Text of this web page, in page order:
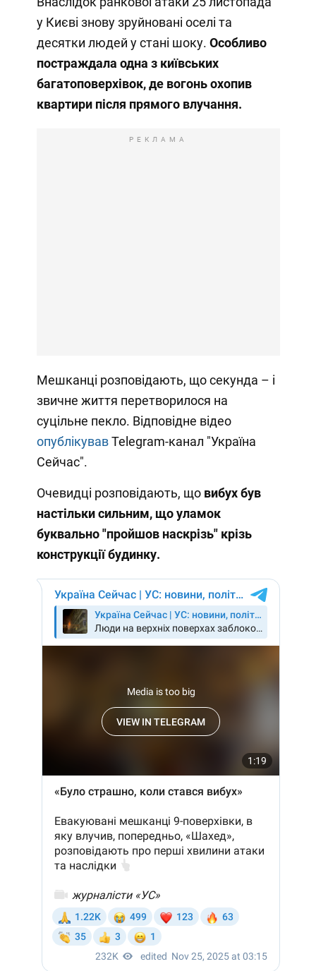
у Києві знову зруйновані оселі та
десятки людей у стані шоку. Особливо
постраждала одна з київських
багатоповерхівок, де вогонь охопив
квартири після прямого влучання.
РЕКЛАМА
Мешканці розповідають, що секунда – і
звичне життя перетворилося на
суцільне пекло. Відповідне відео
опублікувавTelegram-канал "Україна
Сейчас".
Очевидці розповідають, щовибух був
настільки сильним, що уламок
буквально "пройшов наскрізь" крізь
конструкції будинку.